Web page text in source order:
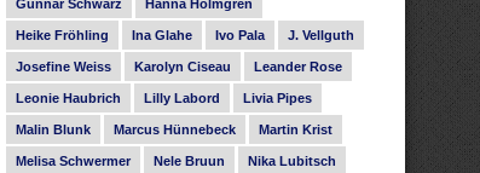
Gunnar Schwarz Hanna Holmgren
Heike Fröhling Ina Glahe Ivo Pala J. Vellguth
Josefine Weiss Karolyn Ciseau Leander Rose
Leonie Haubrich Lilly Labord Livia Pipes
Malin Blunk Marcus Hünnebeck Martin Krist
Melisa Schwermer Nele Bruun Nika Lubitsch